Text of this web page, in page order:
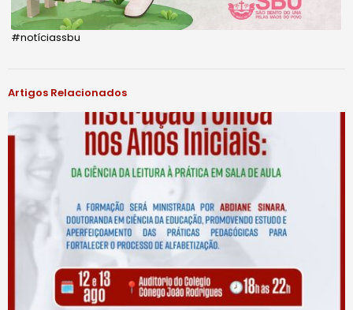
#notíciassbu
Artigos Relacionados